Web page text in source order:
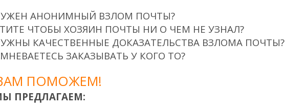
АНОНИМНЫЙ ВЗЛОМ ПОЧТЫ?
ЧТОБЫ ХОЗЯИН ПОЧТЫ НИ О ЧЕМ НЕ УЗНАЛ?
КАЧЕСТВЕННЫЕ ДОКАЗАТЕЛЬСТВА ВЗЛОМА ПОЧТЫ?
ЗАКАЗЫВАТЬ У КОГО ТО?
ПОМОЖЕМ!
ПРЕДЛАГАЕМ: